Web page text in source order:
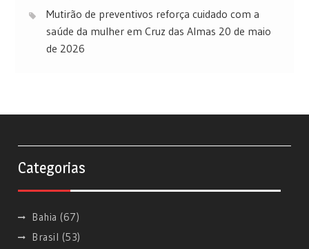
Mutirão de preventivos reforça cuidado com a
saúde da mulher em Cruz das Almas 20 de maio
de 2026
Categorias
Bahia (67)
Brasil (53)